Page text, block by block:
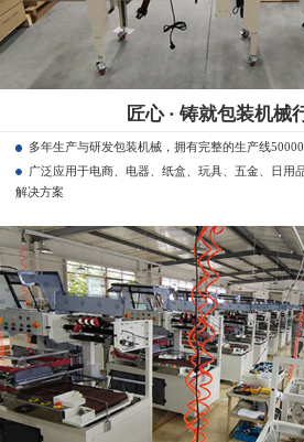
匠心 · 铸就包装机械
多年生产与研发包装机械，拥有完整的生产线
广泛应用于电商、电器、纸盒、玩具、五金、日用
解决方案